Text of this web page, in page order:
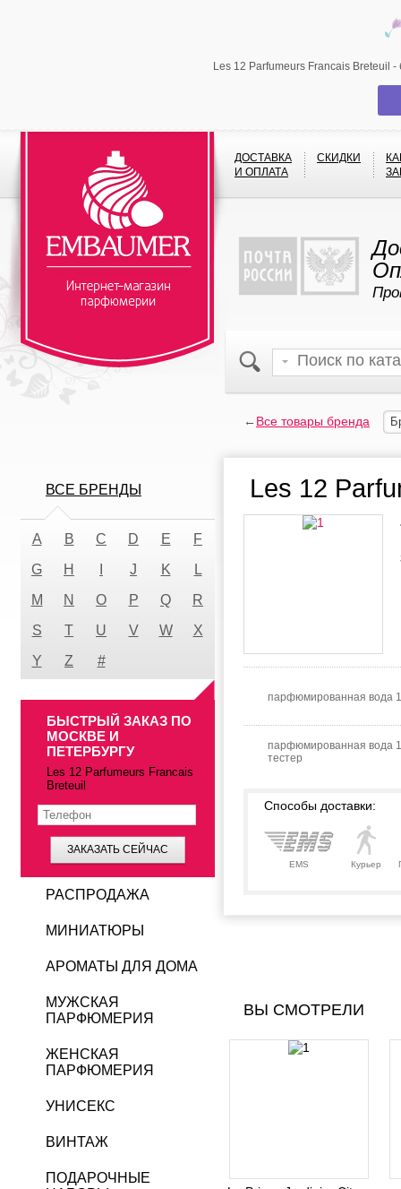
Les 12 Parfumeurs Francais Breteuil
ДОСТАВКА
И ОПЛАТА
СКИДКИ
←Все товары бренда
Les 12
парфюмированная вода
парфюмированная вода
тестер
Способы доставки:
EMS Курьер
ВЫ СМОТРЕЛИ
ВСЕ БРЕНДЫ
A B C D E
F
G
H J K
L
M
N O P Q
R
S
T U V W
X
Y
Z #
БЫСТРЫЙ ЗАКАЗ ПО
МОСКВЕ И
ПЕТЕРБУРГУ
Les 12 Parfumeurs Francais
Breteuil
ЗАКАЗАТЬ СЕЙЧАС
РАСПРОДАЖА
МИНИАТЮРЫ
АРОМАТЫ ДЛЯ ДОМА
МУЖСКАЯ
ПАРФЮМЕРИЯ
ЖЕНСКАЯ
ПАРФЮМЕРИЯ
УНИСЕКС
ВИНТАЖ
ПОДАРОЧНЫЕ